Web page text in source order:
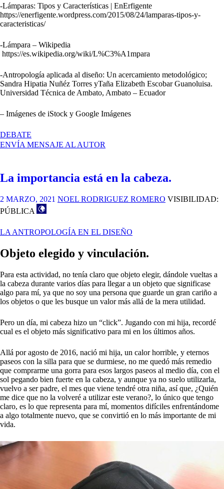
-Lámparas: Tipos y Características | EnErfigente
https://enerfigente.wordpress.com/2015/08/24/lamparas-tipos-y-
caracteristicas/
-Lámpara – Wikipedia
https://es.wikipedia.org/wiki/L%C3%A1mpara
-Antropología aplicada al diseño: Un acercamiento metodológico;
Sandra Hipatia Nuñéz Torres yTaña Elizabeth Escobar Guanoluisa.
Universidad Técnica de Ambato, Ambato – Ecuador
– Imágenes de iStock y Google Imágenes
DEBATE
MUCHO
LÁMPARA.
ENVÍA MENSAJE AL AUTOR
La importancia está en la cabeza.
2 MARZO, 2021 NOEL RODRIGUEZ ROMERO VISIBILIDAD:
PÚBLICA
LA ANTROPOLOGÍA EN EL DISEÑO
Objeto elegido y vinculación.
Para esta actividad, no tenía claro que objeto elegir, dándole vueltas a
la cabeza durante varios días para llegar a un objeto que significase
algo para mí, ya que no soy una persona que guarde un gran cariño a
los objetos o que les busque un valor más allá de la mera utilidad.
Pero un día, mi cabeza hizo un “click”. Jugando con mi hija, recordé
cual es el objeto más significativo para mi en los últimos años.
Allá por agosto de 2016, nació mi hija, un calor horrible, y eternos
paseos con la silla para que se durmiese, no me quedó más remedio
que comprarme una gorra para esos largos paseos al medio día, con el
sol pegando bien fuerte en la cabeza, y aunque ya no suelo utilizarla,
vuelvo a ser padre, el mes que viene tendré otra niña, así que, ¿Quién
me dice que no la volveré a utilizar este verano?, lo único que tengo
claro, es lo que representa para mí, momentos difíciles enfrentándome
a algo totalmente nuevo, que se convirtió en lo más importante de mi
vida.